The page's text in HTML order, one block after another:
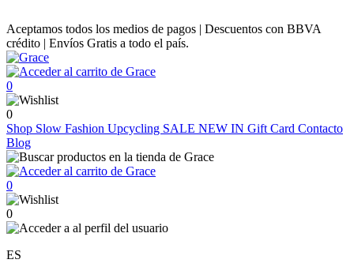
Aceptamos todos los medios de pagos | Descuentos con BBVA
crédito | Envíos Gratis a todo el país.
0
0
Shop Slow Fashion Upcycling SALE NEW IN Gift Card Contacto
Blog
0
0
ES